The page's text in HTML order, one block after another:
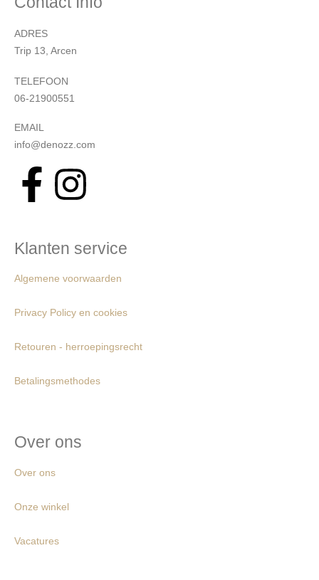
ADRES
Trip 13, Arcen
TELEFOON
06-21900551
EMAIL
info@denozz.com
Klanten service
Algemene voorwaarden
Privacy Policy en cookies
Retouren - herroepingsrecht
Betalingsmethodes
Over ons
Over ons
Onze winkel
Vacatures